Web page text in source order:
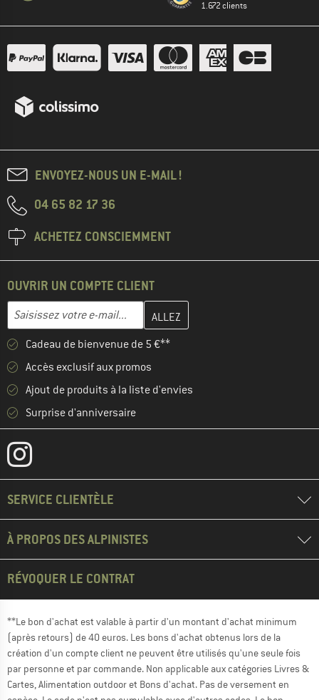
1.672 clients
ENVOYEZ-NOUS UN E-MAIL !
04 65 82 17 36
ACHETEZ CONSCIEMMENT
OUVRIR UN COMPTE CLIENT
Saisissez votre e-mail...
Entrez votre adresse e-mail ici et créez votre compte client à la
Cadeau de bienvenue de 5 €**
Accès exclusif aux promos
Ajout de produits à la liste d'envies
Surprise d'anniversaire
SERVICE CLIENTÈLE
À PROPOS DES ALPINISTES
RÉVOQUER LE CONTRAT
**Le bon d'achat est valable à partir d'un montant d'achat minimum
(après retours) de 40 euros. Les bons d'achat obtenus lors de la
création d'un compte client ne peuvent être utilisés qu'une seule fois
par personne et par commande. Non applicable aux catégories Livres &
Cartes, Alimentation outdoor et Bons d'achat. Pas de versement en